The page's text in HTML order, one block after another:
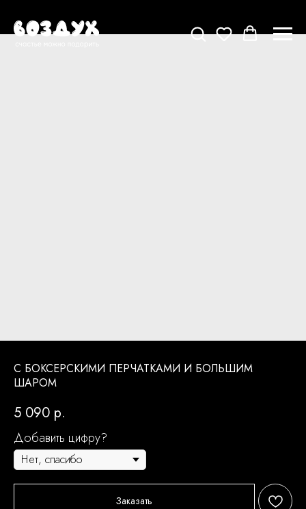
С БОКСЕРСКИМИ ПЕРЧАТКАМИ И БОЛЬШИМ
ШАРОМ
5 090 р.
Добавить цифру?
Заказать